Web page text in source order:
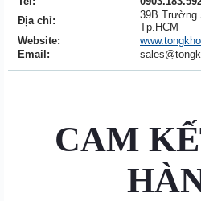
Địa chỉ:
39B Trường
Tp.HCM
Website:
Email:
CAM